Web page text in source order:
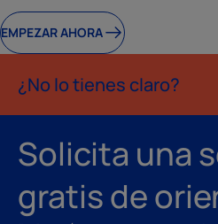
EMPEZAR AHORA
¿No lo tienes claro?
Solicita una
gratis de